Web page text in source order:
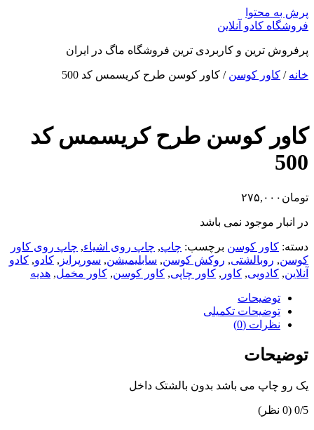
پرش به محتوا
فروشگاه کادو آنلاین
پرفروش ترین و کاربردی ترین فروشگاه ماگ در ایران
خانه / کاور کوسن / کاور کوسن طرح کریسمس کد 500
کاور کوسن طرح کریسمس کد
500
تومان ۲۷۵,۰۰۰
در انبار موجود نمی باشد
دسته: کاور کوسن برچسب: چاپ, چاپ روی اشیاء, چاپ روی کاور
کوسن, روبالشتی, روکش کوسن, سابلیمیشن, سورپرایز , کادو, کادو
آنلاین, کادویی, کاور , کاور چاپی, کاور کوسن, کاور مخمل, هدیه
توضیحات
توضیحات تکمیلی
نظرات (0)
توضیحات
یک رو چاپ می باشد بدون بالشتک داخل
‫0/5 ‫(0 نظر)